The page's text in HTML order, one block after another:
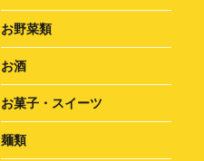
お野菜類
お酒
お菓子・スイーツ
麺類